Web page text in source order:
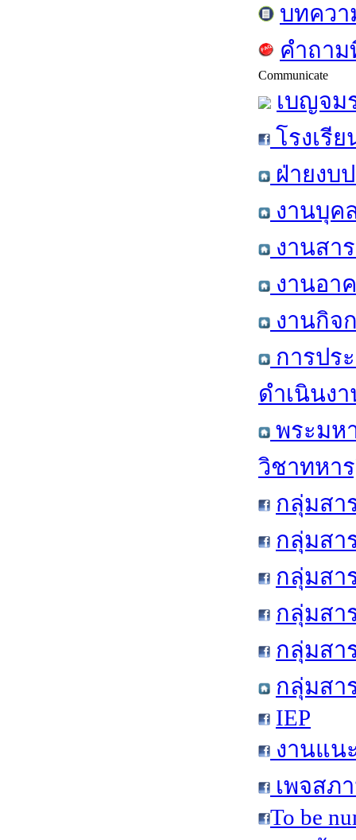
บทควา
คำถา
Communicate
เบญจม
โรงเรี
ฝ่ายงบ
งานบุค
งานสา
งานอา
งานกิจ
การปร
ดำเนินง
พระมห
วิชาทหา
กลุ่มสา
กลุ่มสา
กลุ่มสา
กลุ่มสา
กลุ่มสา
กลุ่มสา
IEP
งานแน
เพจสภ
To be